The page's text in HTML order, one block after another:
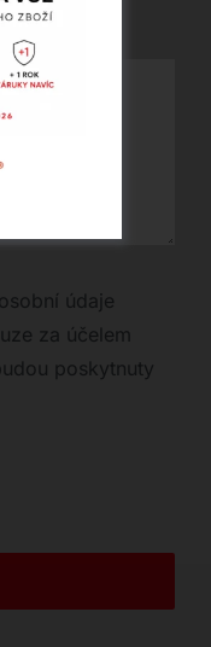
údaje
za účelem
poskytnuty